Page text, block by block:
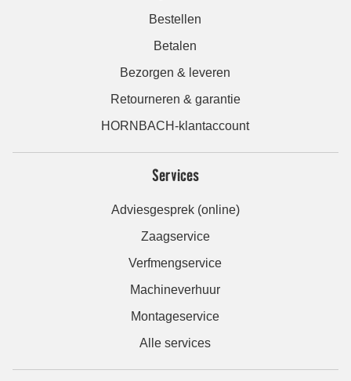
Bestellen
Betalen
Bezorgen & leveren
Retourneren & garantie
HORNBACH-klantaccount
Services
Adviesgesprek (online)
Zaagservice
Verfmengservice
Machineverhuur
Montageservice
Alle services